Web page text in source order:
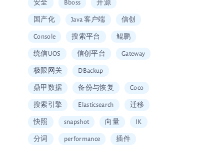
安全 Bboss 开源
国产化 Java 客户端 信创
Console 搜索平台 鲲鹏
统信UOS 信创平台 Gateway
极限网关 DBackup
鼎甲数据 备份与恢复 Coco
搜索引擎 Elasticsearch 迁移
快照 snapshot 向量 IK
分词 performance 插件